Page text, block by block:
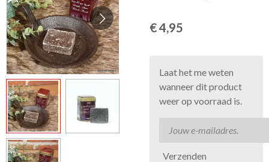
€ 4,95
Laat het me weten
wanneer dit product
weer op voorraad is.
Verzenden